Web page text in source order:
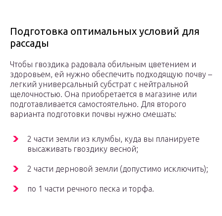
Подготовка оптимальных условий для
рассады
Чтобы гвоздика радовала обильным цветением и
здоровьем, ей нужно обеспечить подходящую почву –
легкий универсальный субстрат с нейтральной
щелочностью. Она приобретается в магазине или
подготавливается самостоятельно. Для второго
варианта подготовки почвы нужно смешать:
2 части земли из клумбы, куда вы планируете
высаживать гвоздику весной;
2 части дерновой земли (допустимо исключить);
по 1 части речного песка и торфа.